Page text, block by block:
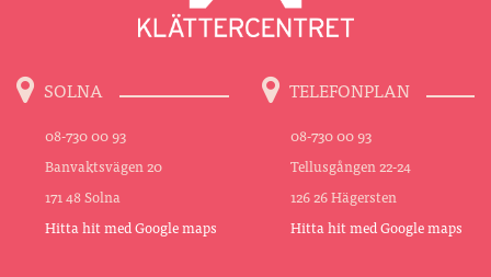
SOLNA
08-730 00 93
Banvaktsvägen 20
171 48 Solna
Hitta hit med Google maps
TELEFONPLAN
08-730 00 93
Tellusgången 22-24
126 26 Hägersten
Hitta hit med Google maps